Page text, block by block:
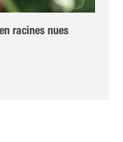
racines nues